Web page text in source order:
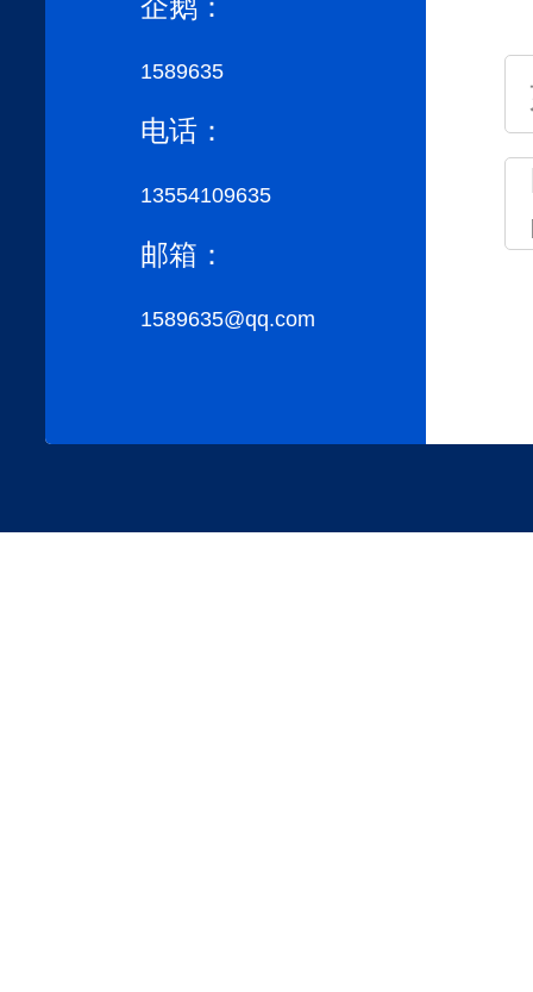
企鹅：
1589635
电话：
13554109635
邮箱：
1589635@qq.com